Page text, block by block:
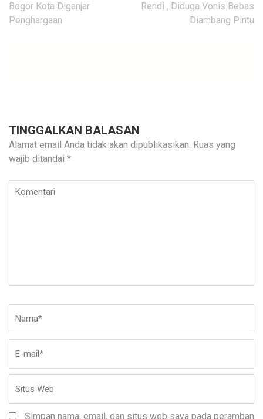
Bogor Kota Diganjar
Penghargaan
Rendi , Diduga Vonis Bebas
Diambang Pintu
TINGGALKAN BALASAN
Alamat email Anda tidak akan dipublikasikan. Ruas yang
wajib ditandai *
Komentari
Simpan nama, email, dan situs web saya pada peramban